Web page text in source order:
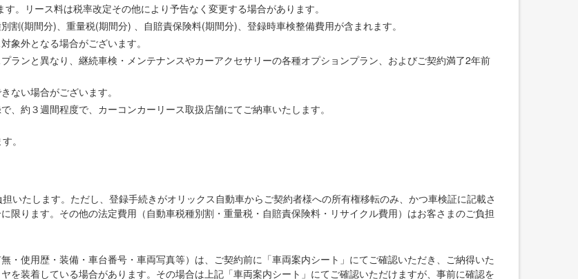
。リース料は税率改定その他により予告なく変更する場合があります。
割(期間分)、重量税(期間分) 、自賠責保険料(期間分)、登録時車検整備費用が含まれます。
象外となる場合がございます。
ランと異なり、継続車検・メンテナンスやカーアクセサリーの各種オプションプラン、およびご契約満了2年前
ない場合がございます。
約３週間程度で、カーコンカーリース取扱店舗にてご納車いたします。
。
いたします。ただし、登録手続きがオリックス自動車からご契約者様への所有権移転のみ、かつ車検証に記載さ
限ります。その他の法定費用（自動車税種別割・重量税・自賠責保険料・リサイクル費用）はお客さまのご負担
・使用歴・装備・車台番号・車両写真等）は、ご契約前に「車両案内シート」にてご確認いただき、ご納得いた
を装着している場合があります。その場合は上記「車両案内シート」にてご確認いただけますが、事前に確認を